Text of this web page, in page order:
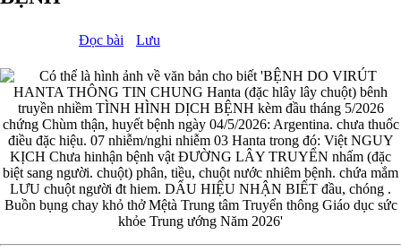
Đọc bài Lưu